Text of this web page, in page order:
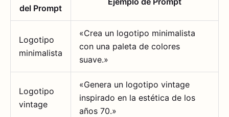
del Prompt
Logotipo
minimalista
«Crea un logotipo minimalista
con una paleta de colores
suave.»
Logotipo
vintage
«Genera un logotipo vintage
inspirado en la estética de los
años 70.»